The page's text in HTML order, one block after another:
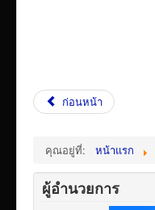
ก่อนหน้า
คุณอยู่ที่: หน้าแรก
ผู้อำนวยการ